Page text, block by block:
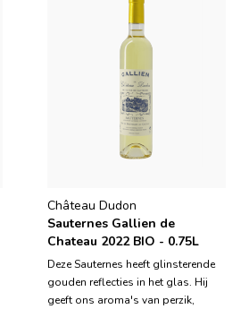
Château Dudon
Sauternes Gallien de
Chateau 2022 BIO - 0.75L
Deze Sauternes heeft glinsterende
gouden reflecties in het glas. Hij
geeft ons aroma's van perzik,